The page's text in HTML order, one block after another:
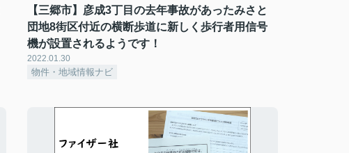
【三郷市】彦成3丁目の去年事故があったみさと
団地8街区付近の横断歩道に新しく歩行者用信号
機が設置されるようです！
2022.01.30
物件・地域情報ナビ